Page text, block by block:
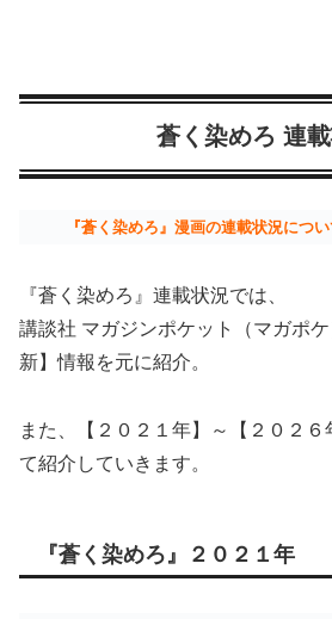
蒼く染めろ 連
『蒼く染めろ』漫画の連載状況につ
『蒼く染めろ』連載状況では、
講談社 マガジンポケット（マガポ
新】情報を元に紹介。
また、【２０２１年】～【２０２
て紹介していきます。
『蒼く染めろ』２０２１年